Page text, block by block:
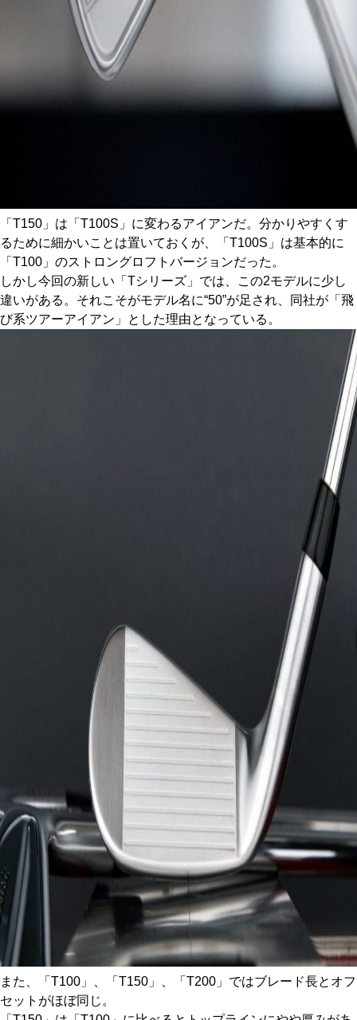
「T150」は「T100S」に変わるアイアンだ。分かりやすくす
るために細かいことは置いておくが、「T100S」は基本的に
「T100」のストロングロフトバージョンだった。
しかし今回の新しい「Tシリーズ」では、この2モデルに少し
違いがある。それこそがモデル名に“50”が足され、同社が「飛
び系ツアーアイアン」とした理由となっている。
また、「T100」、「T150」、「T200」ではブレード長とオフ
セットがほぼ同じ。